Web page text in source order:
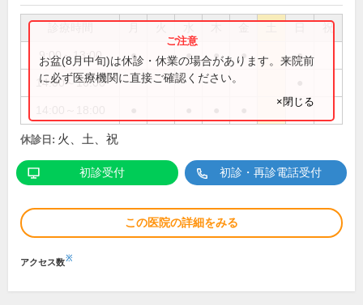
祝
9:00～13:00 ● ● ● ● ●
14:00～16:00
お盆(8月中旬)は休診・休業の場合があります。来院前
に必ず医療機関に直接ご確認ください。
×閉じる
休診日: 火、土、祝
初診受付 初診・再診電話受付
この医院の詳細をみる
アクセス数※